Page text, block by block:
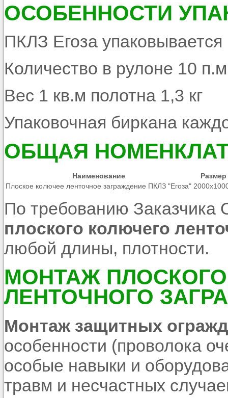
ОСОБЕННОСТИ
ПКЛЗ Егоза
Количество в рулоне 10 п.м
Вес 1 кв.м полотна 1,3 кг
Упаковочная биркана
ОБЩАЯ
Наименование
Размер
Плоское колючее ленточное заграждение ПКЛЗ "Егоза"
По требованию
плоского колючего
любой длины, плотности.
МОНТАЖ
ЛЕНТОЧНОГО
Монтаж защитных
особенности (проволока
особые навыки и
травм и несчастных